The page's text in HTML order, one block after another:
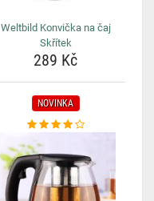
Weltbild Konvička na čaj
Skřítek
289 Kč
NOVINKA